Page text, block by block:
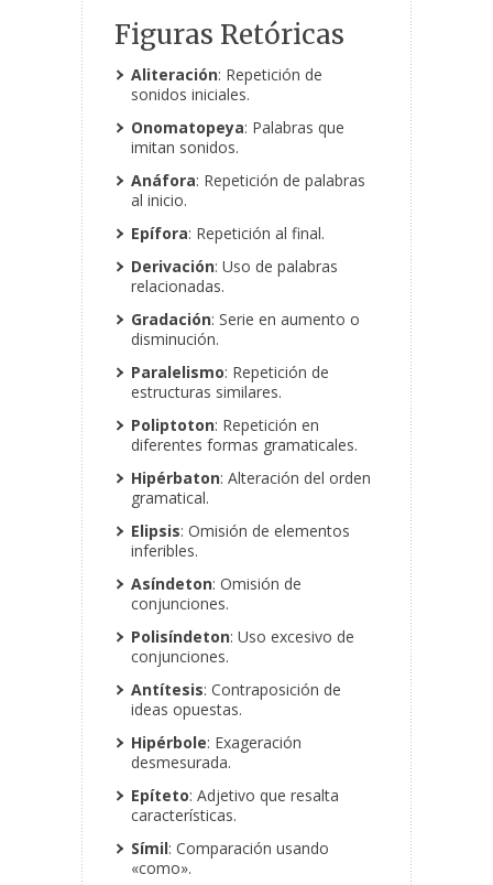
Figuras Retóricas
Aliteración: Repetición de
sonidos iniciales.
Onomatopeya: Palabras que
imitan sonidos.
Anáfora: Repetición de palabras
al inicio.
Epífora: Repetición al final.
Derivación: Uso de palabras
relacionadas.
Gradación: Serie en aumento o
disminución.
Paralelismo: Repetición de
estructuras similares.
Poliptoton: Repetición en
diferentes formas gramaticales.
Hipérbaton: Alteración del orden
gramatical.
Elipsis: Omisión de elementos
inferibles.
Asíndeton: Omisión de
conjunciones.
Polisíndeton: Uso excesivo de
conjunciones.
Antítesis: Contraposición de
ideas opuestas.
Hipérbole: Exageración
desmesurada.
Epíteto: Adjetivo que resalta
características.
Símil: Comparación usando
«como».